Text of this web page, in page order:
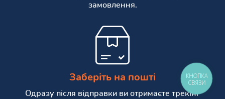
замовлення.
Заберіть на пошті
Одразу після відправки ви отримаєте трекінг
КНОПКА
СВЯЗИ